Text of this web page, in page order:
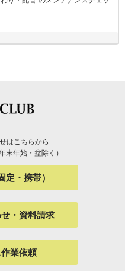
はこちらから
末年始・盆除く）
定・携帯）
・資料請求
業依頼